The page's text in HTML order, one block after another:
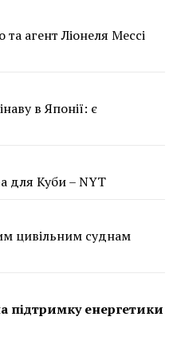
та агент Ліонеля Мессі
в Японії: є
для Куби – NYT
цивільним суднам
підтримку енергетики